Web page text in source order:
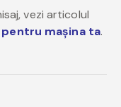
vezi articolul
pentru mașina ta.